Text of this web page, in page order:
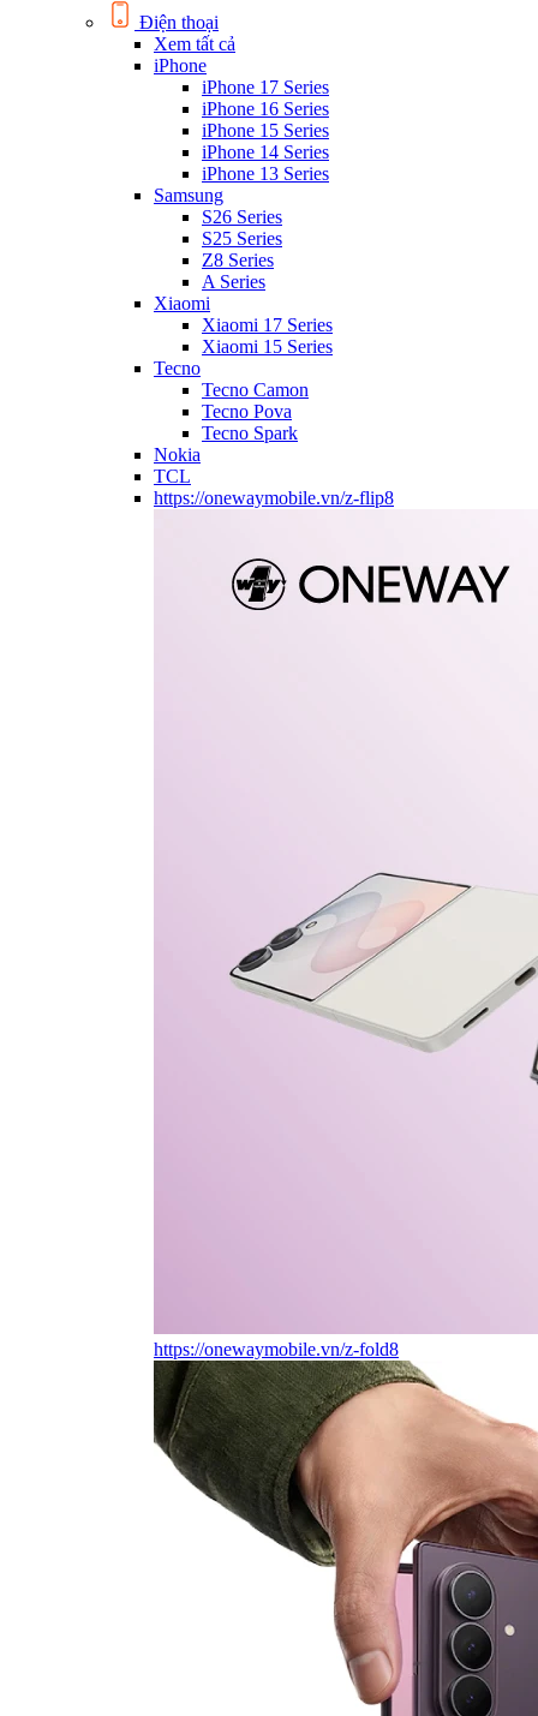
Điện thoại
Xem tất cả
iPhone
iPhone 17 Series
iPhone 16 Series
iPhone 15 Series
iPhone 14 Series
iPhone 13 Series
Samsung
S26 Series
S25 Series
Z8 Series
A Series
Xiaomi
Xiaomi 17 Series
Xiaomi 15 Series
Tecno
Tecno Camon
Tecno Pova
Tecno Spark
Nokia
TCL
https://onewaymobile.vn/z-flip8
https://onewaymobile.vn/z-fold8